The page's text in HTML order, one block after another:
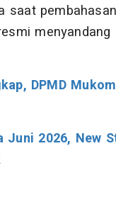
menyandang
DPMD
Juni 2026, New